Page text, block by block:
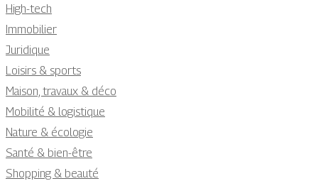
High-tech
Immobilier
Juridique
Loisirs & sports
Maison, travaux & déco
Mobilité & logistique
Nature & écologie
Santé & bien-être
Shopping & beauté